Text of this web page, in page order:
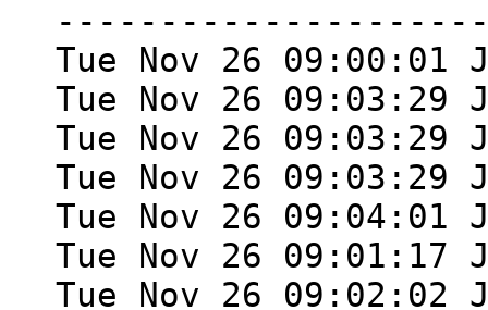
Tue Nov 26 09:00:01
Tue Nov 26 09:03:29
Tue Nov 26 09:03:29
Tue Nov 26 09:03:29
Tue Nov 26 09:04:01
Tue Nov 26 09:01:17
Tue Nov 26 09:02:02